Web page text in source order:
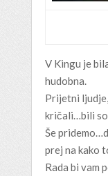
V Kingu je
hudobna.
Prijetni
kričali…bili
Še
prej na kako
Rada bi vam